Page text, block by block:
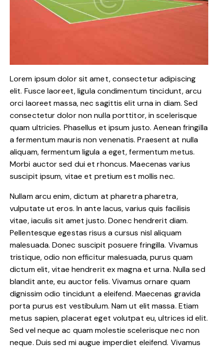
Lorem ipsum dolor sit amet, consectetur adipiscing
elit. Fusce laoreet, ligula condimentum tincidunt, arcu
orci laoreet massa, nec sagittis elit urna in diam. Sed
consectetur dolor non nulla porttitor, in scelerisque
quam ultricies. Phasellus et ipsum justo. Aenean fringilla
a fermentum mauris non venenatis. Praesent at nulla
aliquam, fermentum ligula a eget, fermentum metus.
Morbi auctor sed dui et rhoncus. Maecenas varius
suscipit ipsum, vitae et pretium est mollis nec.
Nullam arcu enim, dictum at pharetra pharetra,
vulputate ut eros. In ante lacus, varius quis facilisis
vitae, iaculis sit amet justo. Donec hendrerit diam.
Pellentesque egestas risus a cursus nisl aliquam
malesuada. Donec suscipit posuere fringilla. Vivamus
tristique, odio non efficitur malesuada, purus quam
dictum elit, vitae hendrerit ex magna et urna. Nulla sed
blandit ante, eu auctor felis. Vivamus ornare quam
dignissim odio tincidunt a eleifend. Maecenas gravida
porta purus est vestibulum. Nam ut elit massa. Etiam
metus sapien, placerat eget volutpat eu, ultrices id elit.
Sed vel neque ac quam molestie scelerisque nec non
neque. Duis sed mi augue imperdiet eleifend. Vivamus